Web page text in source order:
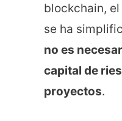
blockchain,
se ha
no es
capital de
proyectos.